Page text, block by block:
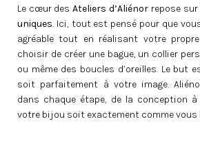
Le cœur des Ateliers d’Aliénor repose sur
uniques. Ici, tout est pensé pour que
agréable tout en réalisant votre
choisir de créer une bague, un collier
ou même des boucles d’oreilles. Le but
soit parfaitement à votre image.
dans chaque étape, de la conception
votre bijou soit exactement comme vous